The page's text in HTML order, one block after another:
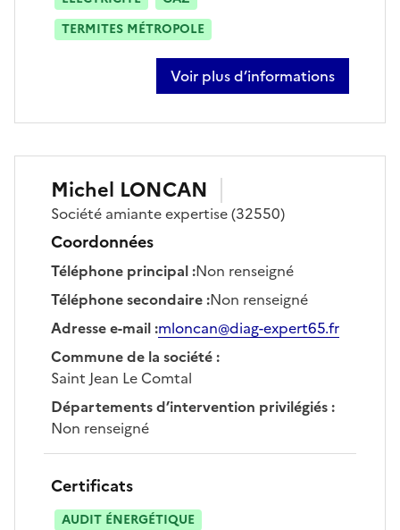
TERMITES MÉTROPOLE
Voir plus d’informations
sur laurent dubos
Michel LONCAN
Société amiante expertise(32550)
Coordonnées
Téléphone principal:Non renseigné
Téléphone secondaire:Non renseigné
Adresse e-mail:mloncan@diag-expert65.fr
Commune de la société:
Saint Jean Le Comtal
Départements d’intervention privilégiés:
Non renseigné
Certificats
AUDIT ÉNERGÉTIQUE